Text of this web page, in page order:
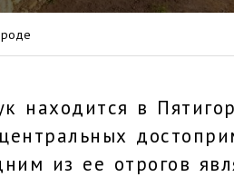
находится в
из ее отрогов